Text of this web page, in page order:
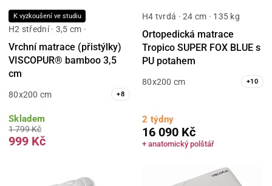
K vyzkoušení ve studiu
H2 střední · 3,5 cm ·
Vrchní matrace (přistýlky)
VISCOPUR® bamboo 3,5
cm
80x200 cm +8
Skladem
1 799 Kč
999 Kč
H4 tvrdá · 24 cm · 135 kg
Ortopedická matrace
Tropico SUPER FOX BLUE s
PU potahem
80x200 cm +10
2 týdny
16 090 Kč
+ anatomický polštář